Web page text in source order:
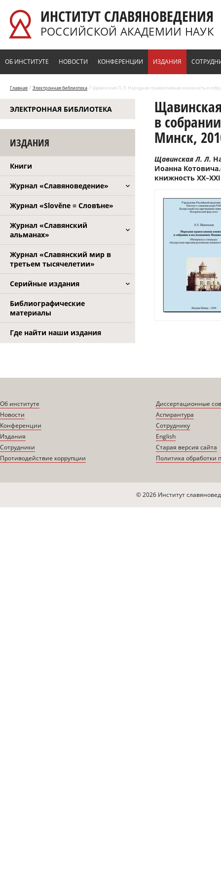
ИНСТИТУТ СЛАВЯНОВЕДЕНИЯ
РОССИЙСКОЙ АКАДЕМИИ НАУК
ОБ ИНСТИТУТЕ НОВОСТИ КОНФЕРЕНЦИИ ИЗДАНИЯ
Главная / Электронная библиотека / Щавинская Л. Л. Народная православная книжность в
ЭЛЕКТРОННАЯ БИБЛИОТЕКА
ИЗДАНИЯ
Книги
Журнал «Славяноведение»
Журнал «Slověne = Словѣне»
Журнал «Славянский
альманах»
Журнал «Славянский мир в
третьем тысячелетии»
Серийные издания
Библиографические
материалы
Где найти наши издания
в
Минск,
Щавинская Л. Л.
Иоанна
книжность
Об институте
Новости
Конференции
Издания
Сотрудники
Противодействие коррупции
Диссертационные
Аспирантура
Сотруднику
English
Старая версия сайта
Политика обработки
© 2026 Институт